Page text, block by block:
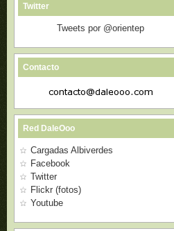
Twitter
Tweets por @orientep
Contacto
Red DaleOoo
Cargadas Albiverdes
Facebook
Twitter
Flickr (fotos)
Youtube